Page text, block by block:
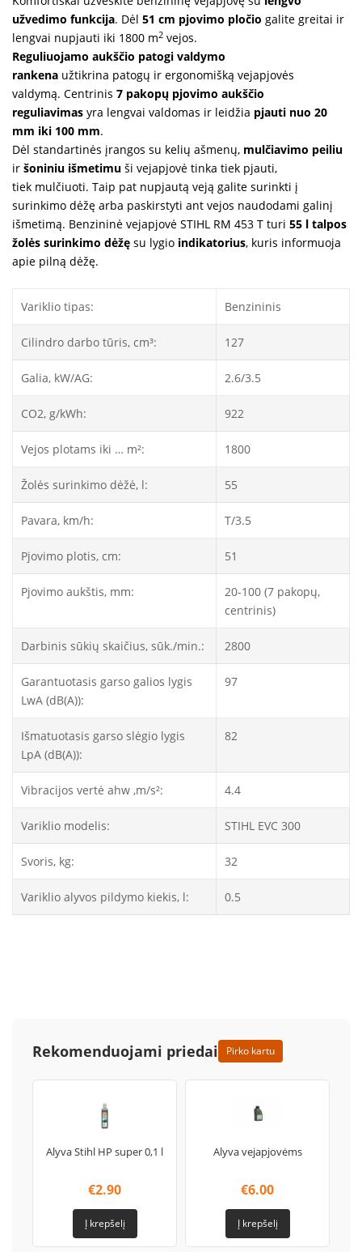
užvedimo funkcija. Dėl 51 cm pjovimo pločio galite greitai ir
lengvai nupjauti iki 1800 m2 vejos.
Reguliuojamo aukščio patogi valdymo
rankena užtikrina patogų ir ergonomišką vejapjovės
valdymą. Centrinis 7 pakopų pjovimo aukščio
reguliavimas yra lengvai valdomas ir leidžia pjauti nuo 20
mm iki 100 mm.
Dėl standartinės įrangos su kelių ašmenų, mulčiavimo peiliu
ir šoniniu išmetimu ši vejapjovė tinka tiek pjauti,
tiek mulčiuoti. Taip pat nupjautą veją galite surinkti į
surinkimo dėžę arba paskirstyti ant vejos naudodami galinį
išmetimą. Benzininė vejapjovė STIHL RM 453 T turi 55 l talpos
žolės surinkimo dėžę su lygio indikatorius, kuris informuoja
apie pilną dėžę.
Variklio tipas: Benzininis
Cilindro darbo tūris, cm³: 127
Galia, kW/AG: 2.6/3.5
CO2, g/kWh: 922
Vejos plotams iki … m²: 1800
Žolės surinkimo dėžė, l: 55
Pavara, km/h: T/3.5
Pjovimo plotis, cm: 51
Pjovimo aukštis, mm:
20-100 (7 pakopų,
centrinis)
Darbinis sūkių skaičius, sūk./min.: 2800
Garantuotasis garso galios lygis
LwA (dB(A)):
97
Išmatuotasis garso slėgio lygis
LpA (dB(A)):
82
Vibracijos vertė ahw ,m/s²: 4.4
Variklio modelis: STIHL EVC 300
Svoris, kg: 32
Variklio alyvos pildymo kiekis, l: 0.5
Rekomenduojami priedai Pirko kartu
Alyva Stihl HP super 0,1 l
€2.90
Į krepšelį
Alyva vejapjovėms
€6.00
Į krepšelį